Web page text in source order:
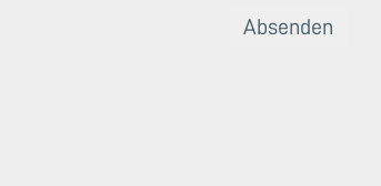
Absenden